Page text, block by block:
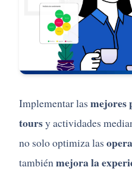
Implementarlas mejores
toursyactividades
no solooptimizalas
tambiénmejorala